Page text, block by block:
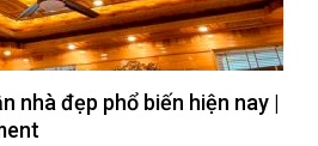
nhà đẹp phổ biến hiện nay |